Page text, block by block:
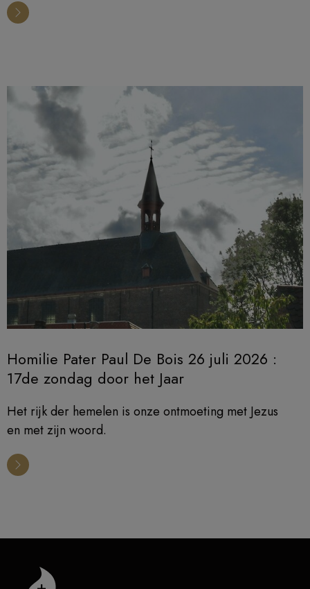
Homilie Pater Paul De Bois 26 juli 2026 :
17de zondag door het Jaar
Het rijk der hemelen is onze ontmoeting met Jezus
en met zijn woord.